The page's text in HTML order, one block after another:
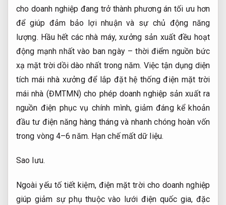
cho doanh nghiệp đang trở thành phương án tối ưu hơn
để giúp đảm bảo lợi nhuận và sự chủ động năng
lượng. Hầu hết các nhà máy, xưởng sản xuất đều hoạt
động mạnh nhất vào ban ngày – thời điểm nguồn bức
xạ mặt trời dồi dào nhất trong năm. Việc tận dụng diện
tích mái nhà xưởng để lắp đặt hệ thống điện mặt trời
mái nhà (ĐMTMN) cho phép doanh nghiệp sản xuất ra
nguồn điện phục vụ chính mình, giảm đáng kể khoản
đầu tư điện năng hàng tháng và nhanh chóng hoàn vốn
trong vòng 4–6 năm. Hạn chế mất dữ liệu.
Sao lưu.
Ngoài yếu tố tiết kiệm, điện mặt trời cho doanh nghiệp
giúp giảm sự phụ thuộc vào lưới điện quốc gia, đặc